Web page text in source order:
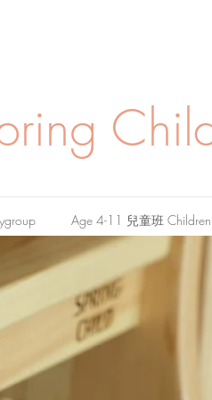
Age 4-11 兒童班 Children